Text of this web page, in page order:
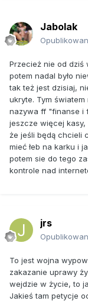
działającej w
National Health
oficjalnego
Wszystkie inne
uzyskanie
Około 300
używanych w
stanowienia
podstawa do
handlowych.
dobrowolne, ale
kraje
nietańczenia w
sankcjami
Z takim
wołowiny i
karmionych
wzrostu (rbGH),
dolarów
Jabolak
Przecież nie od dziś
potem nadal było
tak też jest dzisiaj,
ukryte. Tym
nazywa ff "finanse i
jeszcze więcej
że jeśli będą chcieli
mieć łeb na karku i
potem sie do tego
kontrole nad
jrs
To jest wojna
zakazanie uprawy
wejdzie w życie, to
Jakieś tam petycje